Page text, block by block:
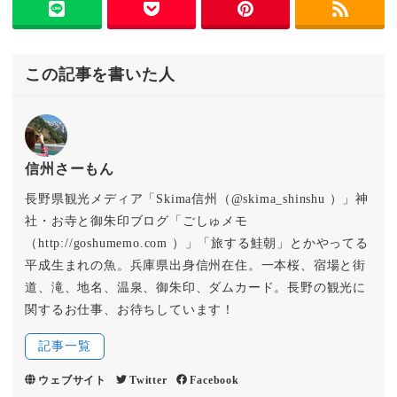
この記事を書いた人
信州さーもん
長野県観光メディア「Skima信州（@skima_shinshu ）」神
社・お寺と御朱印ブログ「ごしゅメモ
（http://goshumemo.com ）」「旅する鮭朝」とかやってる
平成生まれの魚。兵庫県出身信州在住。一本桜、宿場と街
道、滝、地名、温泉、御朱印、ダムカード。長野の観光に
関するお仕事、お待ちしています！
記事一覧
ウェブサイト Twitter Facebook